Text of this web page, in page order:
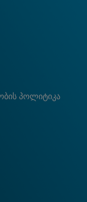
პოლიტიკა